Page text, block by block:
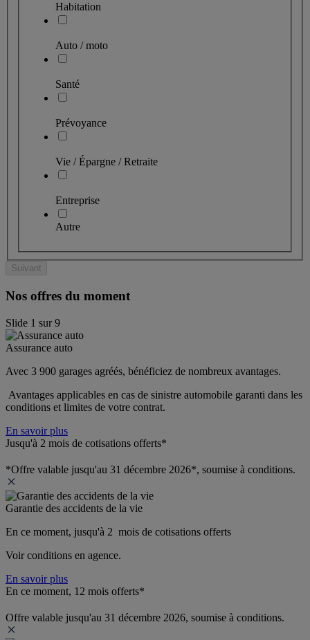
Habitation
Auto / moto
Santé
Prévoyance
Vie / Épargne / Retraite
Entreprise
Autre
Suivant
Nos offres du moment
Slide 1 sur9
Assurance auto
Avec 3 900 garages agréés, bénéficiez de nombreux avantages.
Avantages applicables en cas de sinistre automobile garanti dans les
conditions et limites de votre contrat.
En savoir plus
Jusqu'à 2 mois de cotisations offerts*
*Offre valable jusqu'au 31 décembre 2026*, soumise à conditions.
Garantie des accidents de la vie
En ce moment, jusqu'à 2  mois de cotisations offerts
Voir conditions en agence.
En savoir plus
En ce moment, 12 mois offerts*
Offre valable jusqu'au 31 décembre 2026, soumise à conditions.